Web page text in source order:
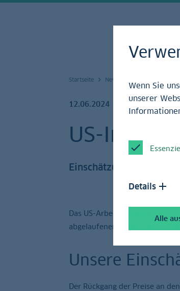
Startseite News und Service
12.06.2024
US-
Einschätzung
Das US-Arbeitsministerium
abgelaufenen Monat die US-
Unsere
Der Rückgang der Preise an
Wenn Sie
unserer
Details
Alle